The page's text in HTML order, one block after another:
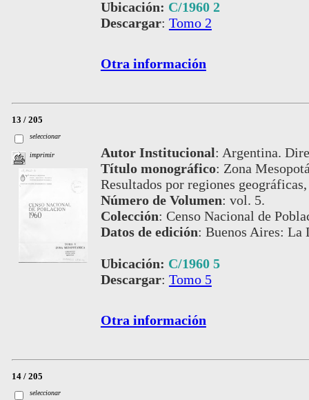
Ubicación: C/1960 2
Descargar: Tomo 2
Otra información
13 / 205
seleccionar
imprimir Autor Institucional: Argentina.
Título monográfico: Zona
Resultados por regiones
Número de Volumen: vol. 5.
Colección: Censo Nacional de
Datos de edición: Buenos Aires: La
Ubicación: C/1960 5
Descargar: Tomo 5
Otra información
14 / 205
seleccionar